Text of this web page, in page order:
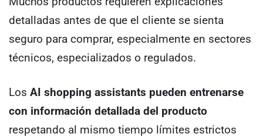
detalladas antes de que el cliente se sienta
seguro para comprar, especialmente en sectores
técnicos, especializados o regulados.
Los AI shopping assistants pueden entrenarse
con información detallada del producto
respetando al mismo tiempo límites estrictos